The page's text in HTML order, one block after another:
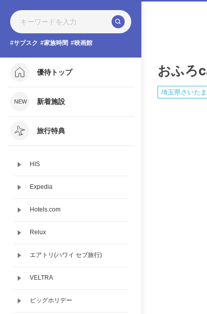
サブスク 家族時間 映画館
優待トップ
新着施設
旅行特典
HIS
Expedia
Hotels.com
Relux
エアトリ(ハワイ セブ旅行)
VELTRA
ビッグホリデー
おふろ
埼玉県さいた